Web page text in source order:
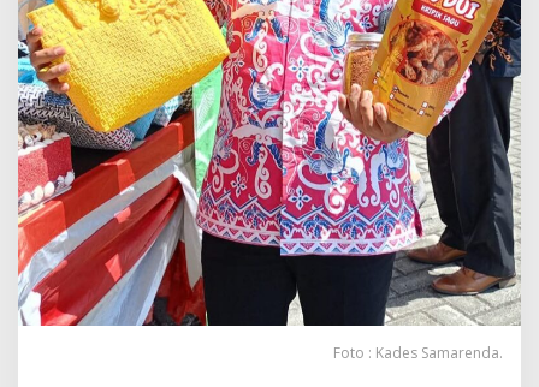
Foto : Kades Samarenda.